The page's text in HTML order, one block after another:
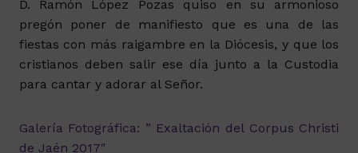
D. Ramón López Pozas quiso en su armonioso
pregón poner de manifiesto que es una de las
fiestas con más raigambre en la Diócesis, y que los
cristianos deben salir ese día junto a la Custodia
para cantar y adorar al Señor.
Galería Fotográfica: ” Exaltación del Corpus Christi
de Jaén 2017″